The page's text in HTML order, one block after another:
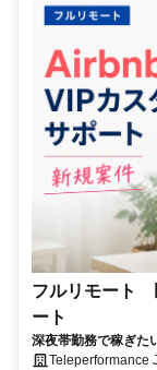
フルリモート
ート
深夜帯勤務で稼ぎた
Teleperformance